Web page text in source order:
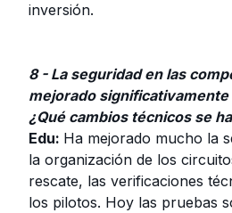
inversión.
8 - La seguridad en las
mejorado
¿Qué cambios técnicos se
Edu: Ha mejorado mucho la
la organización de los
rescate, las verificaciones
los pilotos. Hoy las pruebas